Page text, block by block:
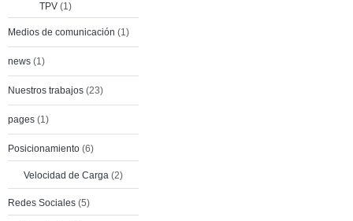
TPV (1)
Medios de comunicación (1)
news (1)
Nuestros trabajos (23)
pages (1)
Posicionamiento (6)
Velocidad de Carga (2)
Redes Sociales (5)